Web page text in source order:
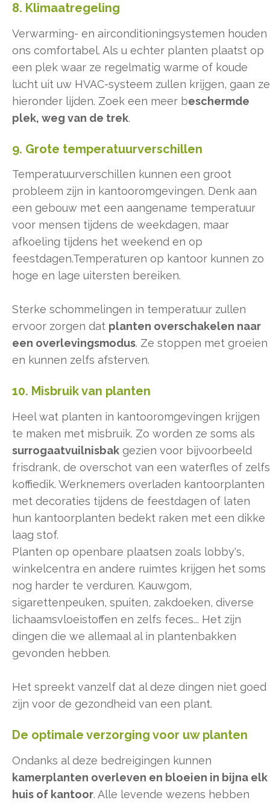
8. Klimaatregeling
Verwarming- en airconditioningsystemen houden
ons comfortabel. Als u echter planten plaatst op
een plek waar ze regelmatig warme of koude
lucht uit uw HVAC-systeem zullen krijgen, gaan ze
hieronder lijden. Zoek een meer beschermde
plek, weg van de trek.
9. Grote temperatuurverschillen
Temperatuurverschillen kunnen een groot
probleem zijn in kantooromgevingen. Denk aan
een gebouw met een aangename temperatuur
voor mensen tijdens de weekdagen, maar
afkoeling tijdens het weekend en op
feestdagen.Temperaturen op kantoor kunnen zo
hoge en lage uitersten bereiken.
Sterke schommelingen in temperatuur zullen
ervoor zorgen dat planten overschakelen naar
een overlevingsmodus. Ze stoppen met groeien
en kunnen zelfs afsterven.
10. Misbruik van planten
Heel wat planten in kantooromgevingen krijgen
te maken met misbruik. Zo worden ze soms als
surrogaatvuilnisbak gezien voor bijvoorbeeld
frisdrank, de overschot van een waterfles of zelfs
koffiedik. Werknemers overladen kantoorplanten
met decoraties tijdens de feestdagen of laten
hun kantoorplanten bedekt raken met een dikke
laag stof.
Planten op openbare plaatsen zoals lobby's,
winkelcentra en andere ruimtes krijgen het soms
nog harder te verduren. Kauwgom,
sigarettenpeuken, spuiten, zakdoeken, diverse
lichaamsvloeistoffen en zelfs feces... Het zijn
dingen die we allemaal al in plantenbakken
gevonden hebben.
Het spreekt vanzelf dat al deze dingen niet goed
zijn voor de gezondheid van een plant.
De optimale verzorging voor uw planten
Ondanks al deze bedreigingen kunnen
kamerplanten overleven en bloeien in bijna elk
huis of kantoor. Alle levende wezens hebben